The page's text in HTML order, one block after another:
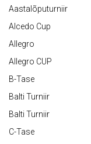
Aastalõputurniir
Alcedo Cup
Allegro
Allegro CUP
B-Tase
Balti Turniir
Balti Turniir
C-Tase